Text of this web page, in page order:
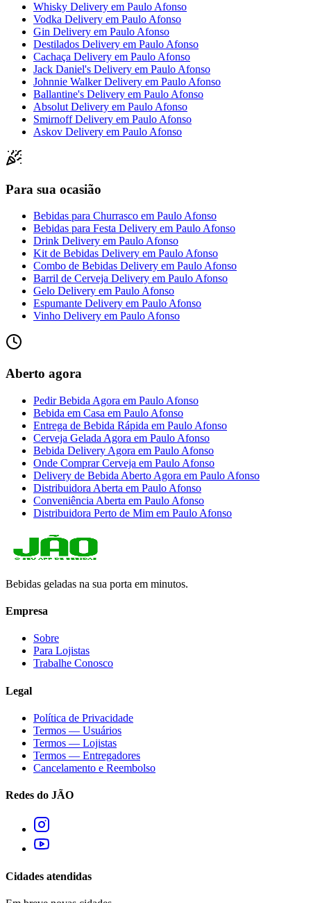
Whisky Delivery em Paulo Afonso
Vodka Delivery em Paulo Afonso
Gin Delivery em Paulo Afonso
Destilados Delivery em Paulo Afonso
Cachaça Delivery em Paulo Afonso
Jack Daniel's Delivery em Paulo Afonso
Johnnie Walker Delivery em Paulo Afonso
Ballantine's Delivery em Paulo Afonso
Absolut Delivery em Paulo Afonso
Smirnoff Delivery em Paulo Afonso
Askov Delivery em Paulo Afonso
Para sua ocasião
Bebidas para Churrasco em Paulo Afonso
Bebidas para Festa Delivery em Paulo Afonso
Drink Delivery em Paulo Afonso
Kit de Bebidas Delivery em Paulo Afonso
Combo de Bebidas Delivery em Paulo Afonso
Barril de Cerveja Delivery em Paulo Afonso
Gelo Delivery em Paulo Afonso
Espumante Delivery em Paulo Afonso
Vinho Delivery em Paulo Afonso
Aberto agora
Pedir Bebida Agora em Paulo Afonso
Bebida em Casa em Paulo Afonso
Entrega de Bebida Rápida em Paulo Afonso
Cerveja Gelada Agora em Paulo Afonso
Bebida Delivery Agora em Paulo Afonso
Onde Comprar Cerveja em Paulo Afonso
Delivery de Bebida Aberto Agora em Paulo Afonso
Distribuidora Aberta em Paulo Afonso
Conveniência Aberta em Paulo Afonso
Distribuidora Perto de Mim em Paulo Afonso
Bebidas geladas na sua porta em minutos.
Empresa
Sobre
Para Lojistas
Trabalhe Conosco
Legal
Política de Privacidade
Termos — Usuários
Termos — Lojistas
Termos — Entregadores
Cancelamento e Reembolso
Redes do JÃO
Cidades atendidas